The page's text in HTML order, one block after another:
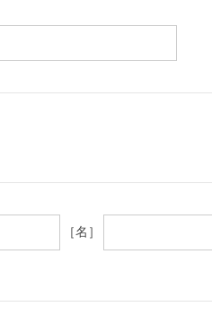
［名］